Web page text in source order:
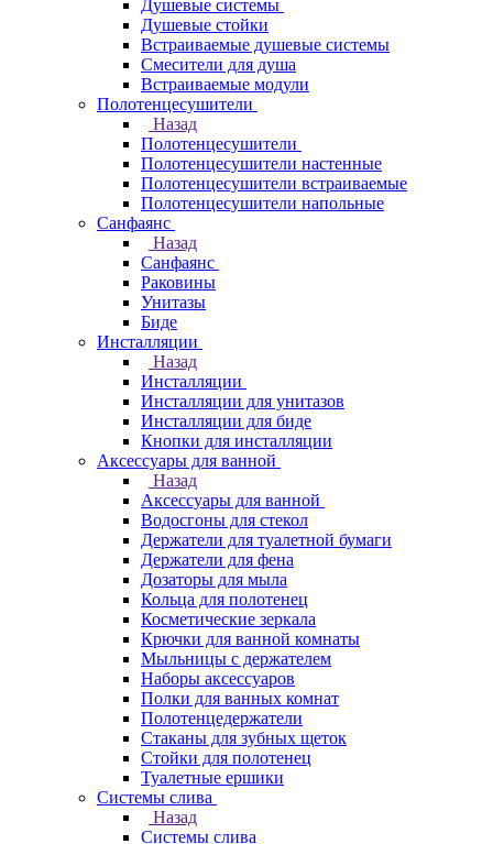
Душевые системы
Душевые стойки
Встраиваемые душевые системы
Смесители для душа
Встраиваемые модули
Полотенцесушители
Назад
Полотенцесушители
Полотенцесушители настенные
Полотенцесушители встраиваемые
Полотенцесушители напольные
Санфаянс
Назад
Санфаянс
Раковины
Унитазы
Биде
Инсталляции
Назад
Инсталляции
Инсталляции для унитазов
Инсталляции для биде
Кнопки для инсталляции
Аксессуары для ванной
Назад
Аксессуары для ванной
Водосгоны для стекол
Держатели для туалетной бумаги
Держатели для фена
Дозаторы для мыла
Кольца для полотенец
Косметические зеркала
Крючки для ванной комнаты
Мыльницы с держателем
Наборы аксессуаров
Полки для ванных комнат
Полотенцедержатели
Стаканы для зубных щеток
Стойки для полотенец
Туалетные ершики
Системы слива
Назад
Системы слива